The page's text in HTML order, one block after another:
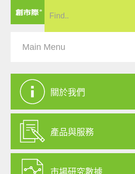
關於我們
產品與服務
市場研究數據